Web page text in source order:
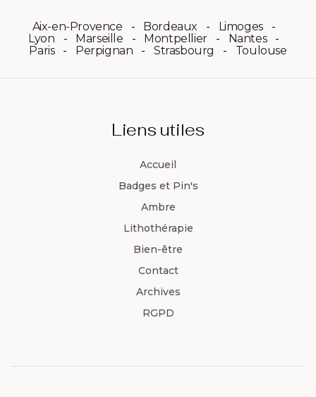
Aix-en-Provence Bordeaux
Limoges
Lyon
Marseille Montpellier
Nantes
Paris
Perpignan Strasbourg Toulouse
Liens utiles
Accueil
Badges et Pin's
Ambre
Lithothérapie
Bien-être
Contact
Archives
RGPD